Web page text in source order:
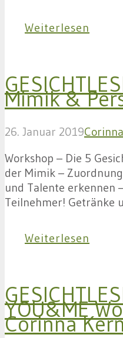
Weiterlesen
Mimik &
26. Januar 2019
Workshop – Die 5
der Mimik –
und Talente erkennen
Teilnehmer! Getränke
Weiterlesen
YOU&ME
Corinna